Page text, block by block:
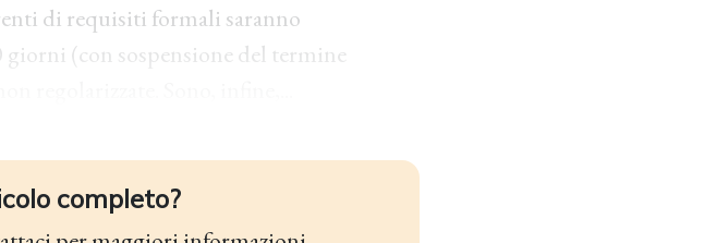
di requisiti formali saranno
(con sospensione del termine
completo?